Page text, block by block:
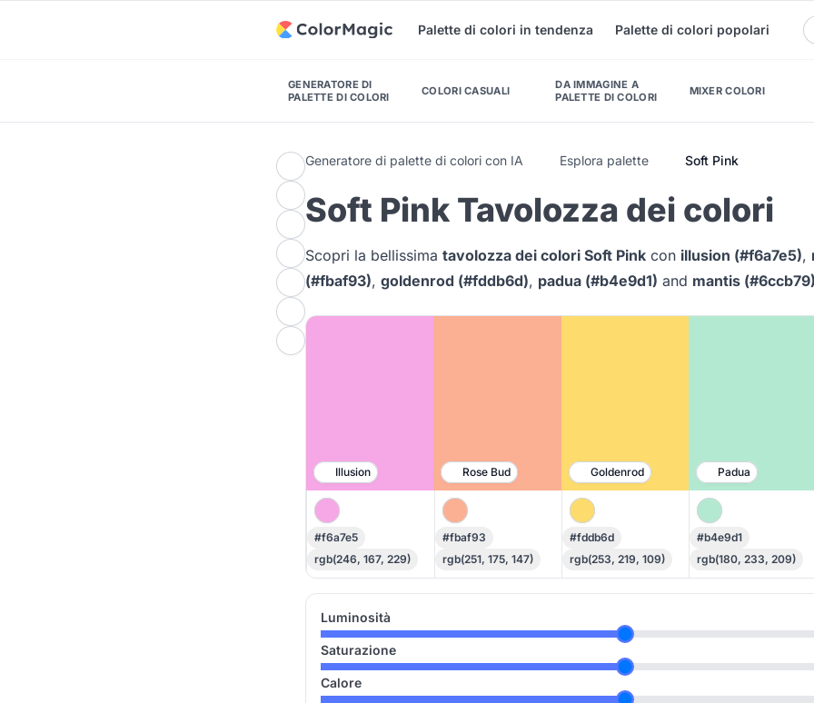
Palette di colori in tendenza Palette di colori popolari
GENERATORE DI
PALETTE DI COLORI
COLORI CASUALI
DA IMMAGINE A
PALETTE DI COLORI
MIXER COLORI
Generatore di palette di colori con IA Esplora palette Soft Pink
Soft Pink Tavolozza dei colori
Scopri la bellissima tavolozza dei colori Soft Pink con illusion (#f6a7e5),
(#fbaf93), goldenrod (#fddb6d), padua (#b4e9d1) and mantis
Illusion Rose Bud Goldenrod Padua
#f6a7e5
rgb(246, 167, 229)
#fbaf93
rgb(251, 175, 147)
#fddb6d
rgb(253, 219, 109)
#b4e9d1
rgb(180, 233, 209)
Luminosità
Saturazione
Calore